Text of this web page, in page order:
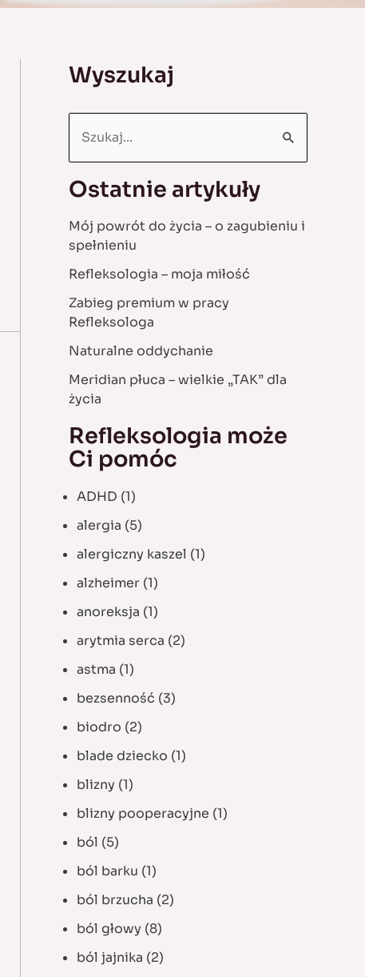
Wyszukaj
r
c
h
f
o
r
:
Ostatnie artykuły
Mój powrót do życia – o zagubieniu i
spełnieniu
Refleksologia – moja miłość
Zabieg premium w pracy
Refleksologa
Naturalne oddychanie
Meridian płuca – wielkie „TAK” dla
życia
Refleksologia może
Ci pomóc
ADHD (1)
alergia (5)
alergiczny kaszel (1)
alzheimer (1)
anoreksja (1)
arytmia serca (2)
astma (1)
bezsenność (3)
biodro (2)
blade dziecko (1)
blizny (1)
blizny pooperacyjne (1)
ból (5)
ból barku (1)
ból brzucha (2)
ból głowy (8)
ból jajnika (2)